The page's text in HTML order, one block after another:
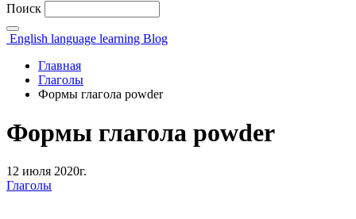
Поиск
English language learning Blog
Главная
Глаголы
Формы глагола powder
Формы глагола powder
12 июля 2020г.
Глаголы